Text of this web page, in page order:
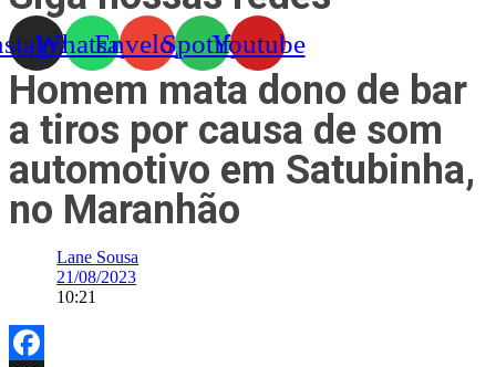
WhatsappEnvelopeSpotifyYoutube
Homem mata dono de bar
a tiros por causa de som
automotivo em Satubinha,
no Maranhão
Lane Sousa
21/08/2023
10:21